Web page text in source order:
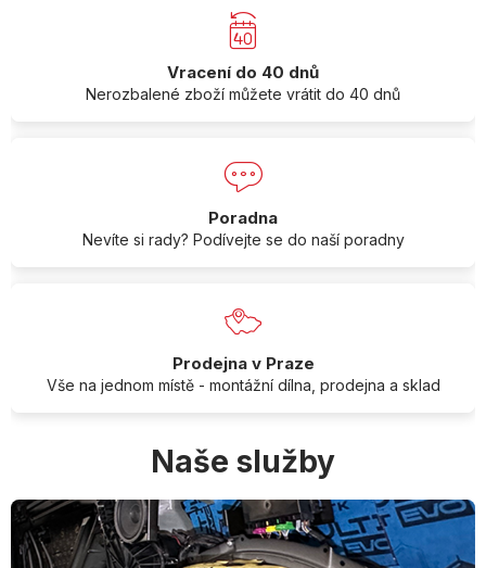
Vracení do 40 dnů
Nerozbalené zboží můžete vrátit do 40 dnů
Poradna
Nevíte si rady? Podívejte se do naší poradny
Prodejna v Praze
Vše na jednom místě - montážní dílna, prodejna a sklad
Naše služby